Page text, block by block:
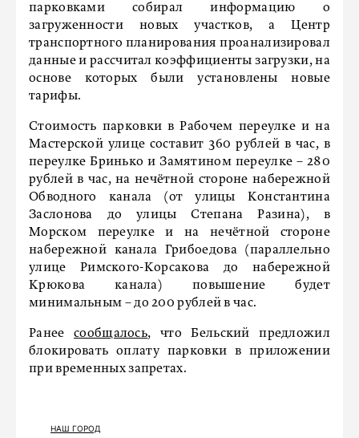
парковками собирал информацию о
загруженности новых участков, а Центр
транспортного планирования проанализировал
данные и рассчитал коэффициенты загрузки, на
основе которых были установлены новые
тарифы.
Стоимость парковки в Рабочем переулке и на
Мастерской улице составит 360 рублей в час, в
переулке Бринько и Замятином переулке – 280
рублей в час, на нечётной стороне набережной
Обводного канала (от улицы Константина
Заслонова до улицы Степана Разина), в
Морском переулке и на нечётной стороне
набережной канала Грибоедова (параллельно
улице Римского-Корсакова до набережной
Крюкова канала) повышение будет
минимальным – до 200 рублей в час.
Ранеесообщалось, что Бельский предложил
блокировать оплату парковки в приложении
при временных запретах.
НАШ ГОРОД